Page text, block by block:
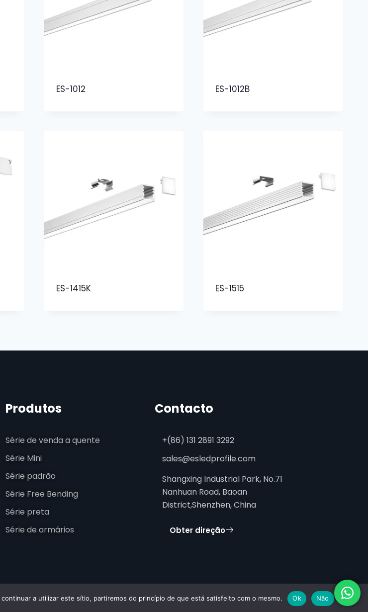
ES-1012 ES-1012B
ES-1415K ES-1515
Produtos
Série de venda a quente
Série Mini
Série padrão
Série Free Bending
Série preta
Série de armários
Contacto
+(86) 131 2891 3292
sales@esledprofile.com
Shangxing Industrial Park, No.71
Nanhuan Road, Baoan
District,Shenzhen, China
Obter direção
os direitos reservados.
a utilizar este sítio, partiremos do princípio de que está satisfeito com o mesmo. Ok Não